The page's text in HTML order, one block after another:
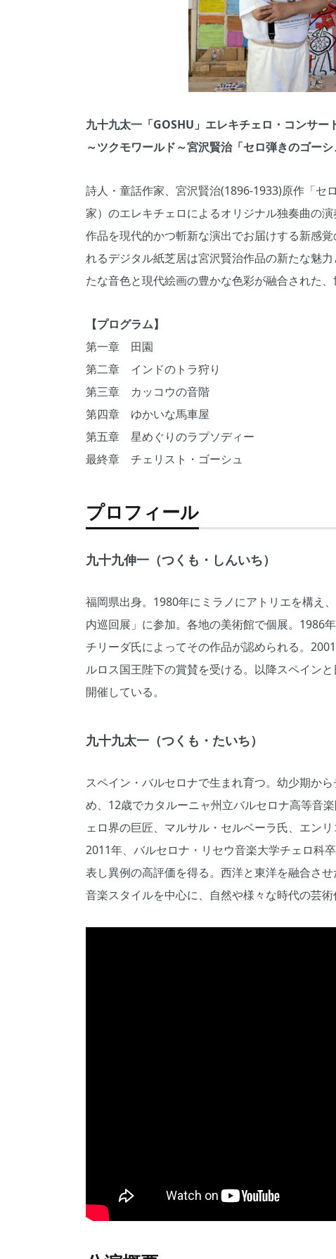
九十九太一「GOSHU」エレキチェロ・コンサー
～ツクモワールド～宮沢賢治「セロ弾きのゴーシ
詩人・童話作家、宮沢賢治(1896-1933)原作「セ
家）のエレキチェロによるオリジナル独奏曲の
作品を現代的かつ斬新な演出でお届けする新感
れるデジタル紙芝居は宮沢賢治作品の新たな魅
たな音色と現代絵画の豊かな色彩が融合された、
【プログラム】
第一章 田園
第二章 インドのトラ狩り
第三章 カッコウの音階
第四章 ゆかいな馬車屋
第五章 星めぐりのラプソディー
最終章 チェリスト・ゴーシュ
プロフィール
九十九伸一（つくも・しんいち）
福岡県出身。1980年にミラノにアトリエを構え
内巡回展」に参加。各地の美術館で個展。1986
チリーダ氏によってその作品が認められる。
ルロス国王陛下の賞賛を受ける。以降スペイン
開催している。
九十九太一（つくも・たいち）
スペイン・バルセロナで生まれ育つ。幼少期か
め、12歳でカタルーニャ州立バルセロナ高等音
ェロ界の巨匠、マルサル・セルベーラ氏、エン
2011年、バルセロナ・リセウ音楽大学チェロ科
表し異例の高評価を得る。西洋と東洋を融合さ
音楽スタイルを中心に、自然や様々な時代の芸